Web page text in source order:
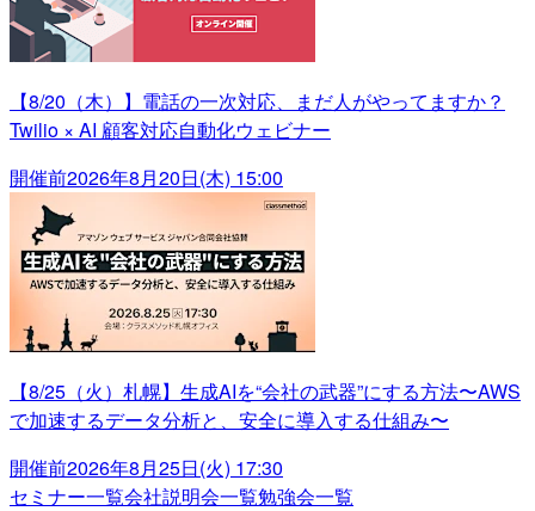
【8/20（木）】電話の一次対応、まだ人がやってますか？
Twilio × AI 顧客対応自動化ウェビナー
開催前2026年8月20日(木) 15:00
【8/25（火）札幌】生成AIを“会社の武器”にする方法〜AWS
で加速するデータ分析と、安全に導入する仕組み〜
開催前2026年8月25日(火) 17:30
セミナー一覧会社説明会一覧勉強会一覧